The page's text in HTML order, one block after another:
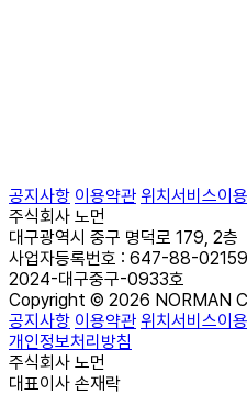
공지사항 이용약관 위치서비스이
주식회사 노먼
대구광역시 중구 명덕로 179, 2
사업자등록번호 : 647-88-
2024-대구중구-0933호
Copyright © 2026 NORMAN
공지사항 이용약관 위치서비스이
개인정보처리방침
주식회사 노먼
대표이사 손재락